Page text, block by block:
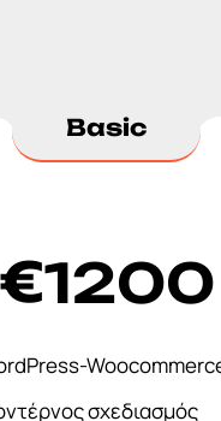
Basic
€1200
σχεδιασμός